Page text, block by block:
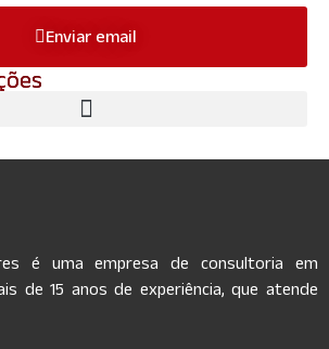
Enviar email
é uma empresa de consultoria em
de 15 anos de experiência, que atende